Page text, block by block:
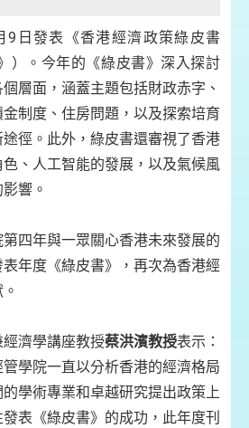
9日發表《香港經濟政策綠皮書
）。今年的《綠皮書》深入探討
層面，涵蓋主題包括財政赤字、
制度、住房問題，以及探索培育
徑。此外，綠皮書還審視了香港
、人工智能的發展，以及氣候風
響。
四年與一眾關心香港未來發展的
年度《綠皮書》，再次為香港經
濟學講座教授蔡洪濱教授表示：
管學院一直以分析香港的經濟格局
學術專業和卓越研究提出政策上
表《綠皮書》的成功，此年度刊